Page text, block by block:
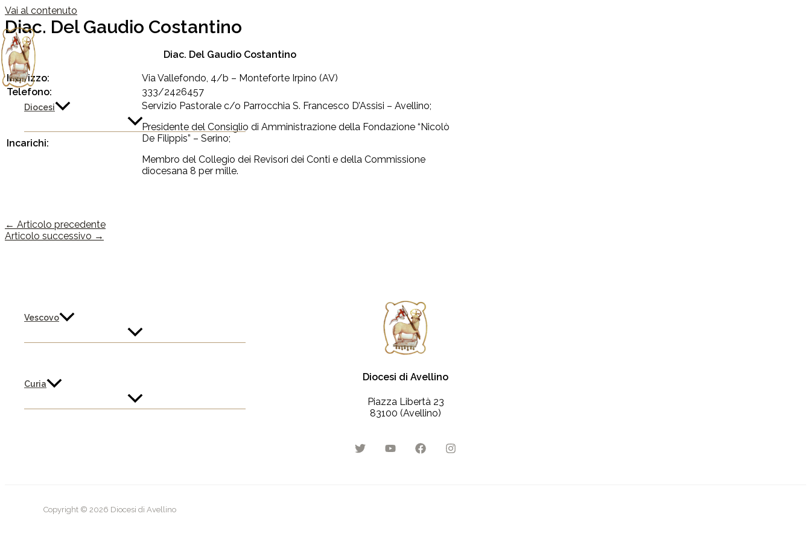
Vai al contenuto
Diocesi
Vescovo
Curia
Diac. Del Gaudio Costantino
Diac. Del Gaudio Costantino
Indirizzo:
Via Vallefondo, 4/b – Monteforte Irpino (AV)
Telefono:
333/2426457
Incarichi:
Servizio Pastorale c/o Parrocchia S. Francesco D’Assisi – Avellino;
Presidente del Consiglio di Amministrazione della Fondazione “Nicolò
De Filippis” – Serino;
Membro del Collegio dei Revisori dei Conti e della Commissione
diocesana 8 per mille.
← Articolo precedente
Articolo successivo →
Diocesi di Avellino
Piazza Libertà 23
83100 (Avellino)
Copyright © 2026 Diocesi di Avellino